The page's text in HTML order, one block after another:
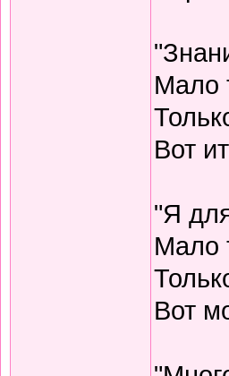
Мало
Вот
"Я
Мало
Вот